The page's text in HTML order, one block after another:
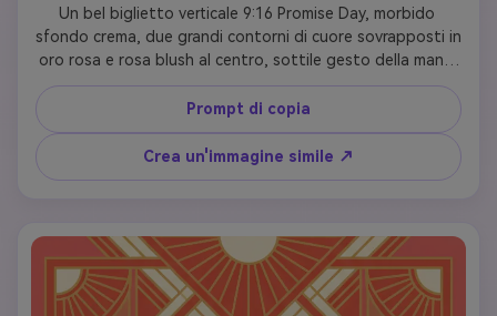
Un bel biglietto verticale 9:16 Promise Day, morbido
sfondo crema, due grandi contorni di cuore sovrapposti in
oro rosa e rosa blush al centro, sottile gesto della mano
integrato all'interno dei cuori, "Happy Promise Day 2026"
in elegante carattere serif, minimalista e dolce, formato
biglietto d'auguri verticale
Prompt di copia
Crea un'immagine simile ↗